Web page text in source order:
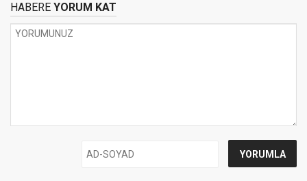
HABERE YORUM KAT